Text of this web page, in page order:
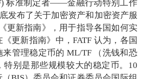
标准制定者——金融行动特别工作
发布了关于加密资产和加密资产服
更新指南》，用于指导各国如何实
更新指南》中，FATF 认为，各国
管理稳定币的 ML/TF （洗钱和恐
特别是那些规模较大的稳定币。10